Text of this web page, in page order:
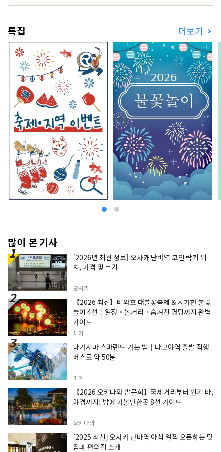
특집 더보기
많이 본 기사
[2026년 최신 정보] 오사카 난바역 코인 락커 위
치, 가격 및 크기
오사카
【2026 최신】비와호 대불꽃축제 & 시가현 불꽃
놀이 4선！일정・볼거리・숨겨진 명당까지 완벽
가이드
시가
나가시마 스파랜드 가는 법｜나고야역 출발 직행
버스로 약 50분
미에
【2026 오키나와 밤문화】국제거리부터 인기 바,
야경까지! 밤에 가볼만한곳 8선 가이드
오키나와
[2025 최신] 오사카 난바역 아침 일찍 오픈하는 맛
집과 편의점 소개